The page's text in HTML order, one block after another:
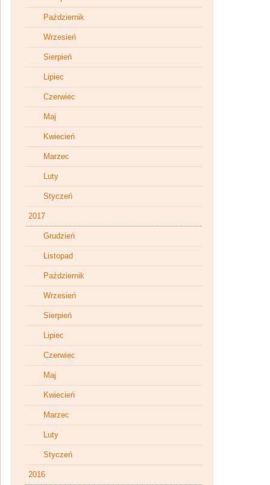
Październik
Wrzesień
Sierpień
Lipiec
Czerwiec
Maj
Kwiecień
Marzec
Luty
Styczeń
2017
Grudzień
Listopad
Październik
Wrzesień
Sierpień
Lipiec
Czerwiec
Maj
Kwiecień
Marzec
Luty
Styczeń
2016